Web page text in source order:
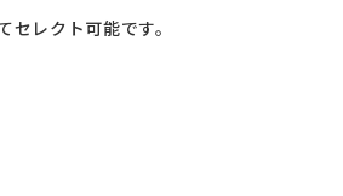
レクト可能です。